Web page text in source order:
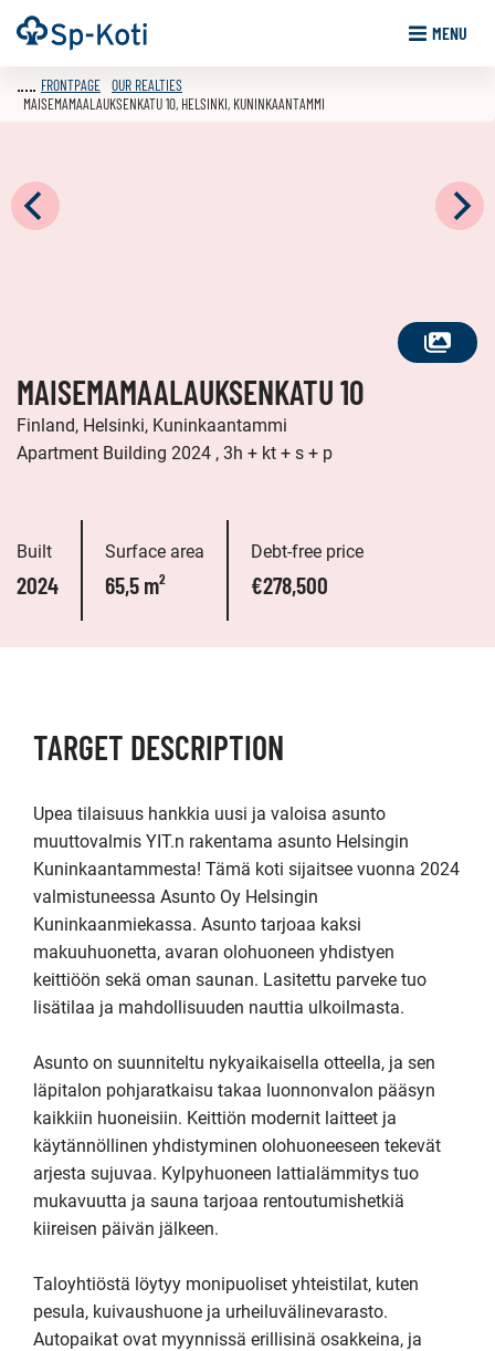
Go
to
Frontpage MENU
SEE
FRONTPAGE OUR REALTIES
MAISEMAMAALAUKSENKATU 10, HELSINKI, KUNINKAANTAMMI
MAISEMAMAALAUKSENKATU 10
Finland, Helsinki, Kuninkaantammi
Apartment Building 2024 , 3h + kt + s + p
Built
2024
Surface area
65,5 m²
Debt-free price
€278,500
TARGET DESCRIPTION
Upea tilaisuus hankkia uusi ja valoisa asunto
muuttovalmis YIT.n rakentama asunto Helsingin
Kuninkaantammesta! Tämä koti sijaitsee vuonna 2024
valmistuneessa Asunto Oy Helsingin
Kuninkaanmiekassa. Asunto tarjoaa kaksi
makuuhuonetta, avaran olohuoneen yhdistyen
keittiöön sekä oman saunan. Lasitettu parveke tuo
lisätilaa ja mahdollisuuden nauttia ulkoilmasta.
Asunto on suunniteltu nykyaikaisella otteella, ja sen
läpitalon pohjaratkaisu takaa luonnonvalon pääsyn
kaikkiin huoneisiin. Keittiön modernit laitteet ja
käytännöllinen yhdistyminen olohuoneeseen tekevät
arjesta sujuvaa. Kylpyhuoneen lattialämmitys tuo
mukavuutta ja sauna tarjoaa rentoutumishetkiä
kiireisen päivän jälkeen.
Taloyhtiöstä löytyy monipuoliset yhteistilat, kuten
pesula, kuivaushuone ja urheiluvälinevarasto.
Autopaikat ovat myynnissä erillisinä osakkeina, ja